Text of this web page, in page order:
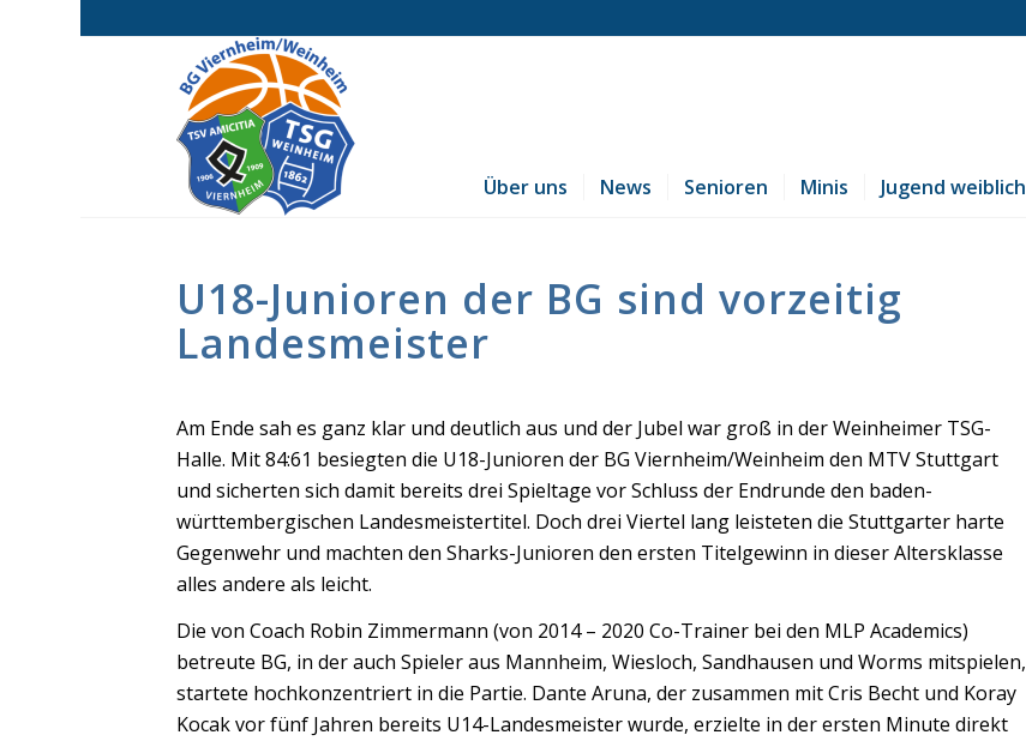
Über uns News Senioren Minis Jugend weiblich
U18-Junioren der BG sind vorzeitig
Landesmeister
Am Ende sah es ganz klar und deutlich aus und der Jubel war groß in der Weinheimer TSG-
Halle. Mit 84:61 besiegten die U18-Junioren der BG Viernheim/Weinheim den MTV Stuttgart
und sicherten sich damit bereits drei Spieltage vor Schluss der Endrunde den baden-
württembergischen Landesmeistertitel. Doch drei Viertel lang leisteten die Stuttgarter harte
Gegenwehr und machten den Sharks-Junioren den ersten Titelgewinn in dieser Altersklasse
alles andere als leicht.
Die von Coach Robin Zimmermann (von 2014 – 2020 Co-Trainer bei den MLP Academics)
betreute BG, in der auch Spieler aus Mannheim, Wiesloch, Sandhausen und Worms mitspielen,
startete hochkonzentriert in die Partie. Dante Aruna, der zusammen mit Cris Becht und Koray
Kocak vor fünf Jahren bereits U14-Landesmeister wurde, erzielte in der ersten Minute direkt